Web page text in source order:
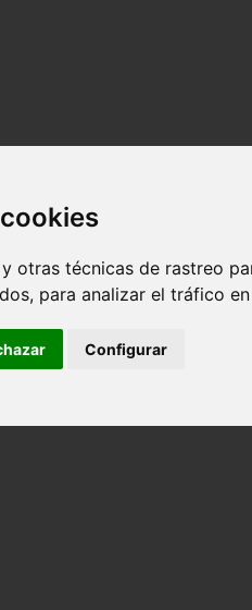
otras técnicas de rastreo
para analizar el tráfico
Configurar